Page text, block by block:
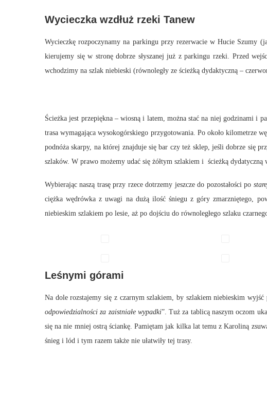
Wycieczka wzdłuż rzeki Tanew
Wycieczkę rozpoczynamy na parkingu przy rezerwacie w Hucie Szumy
kierujemy się w stronę dobrze słyszanej już z parkingu rzeki. Przed
wchodzimy na szlak niebieski (równoległy ze ścieżką dydaktyczną –
Ścieżka jest przepiękna – wiosną i latem, można stać na niej godzinami i
trasa wymagająca wysokogórskiego przygotowania. Po około kilometrze
podnóża skarpy, na której znajduje się bar czy też sklep, jeśli dobrze się
szlaków. W prawo możemy udać się żółtym szlakiem i ścieżką dydatyczną
Wybierając naszą trasę przy rzece dotrzemy jeszcze do pozostałości po
ciężka wędrówka z uwagi na dużą ilość śniegu z góry zmarzniętego,
niebieskim szlakiem po lesie, aż po dojściu do równoległego szlaku
Leśnymi górami
Na dole rozstajemy się z czarnym szlakiem, by szlakiem niebieskim
odpowiedzialności za zaistniałe wypadki”. Tuż za tablicą naszym oczom
się na nie mniej ostrą ściankę. Pamiętam jak kilka lat temu z Karoliną
śnieg i lód i tym razem także nie ułatwiły tej trasy.